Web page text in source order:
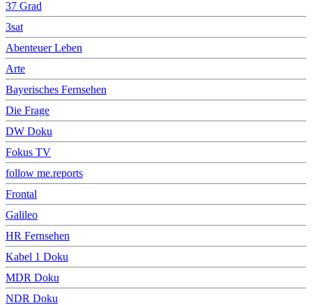
37 Grad
3sat
Abenteuer Leben
Arte
Bayerisches Fernsehen
Die Frage
DW Doku
Fokus TV
follow me.reports
Frontal
Galileo
HR Fernsehen
Kabel 1 Doku
MDR Doku
NDR Doku